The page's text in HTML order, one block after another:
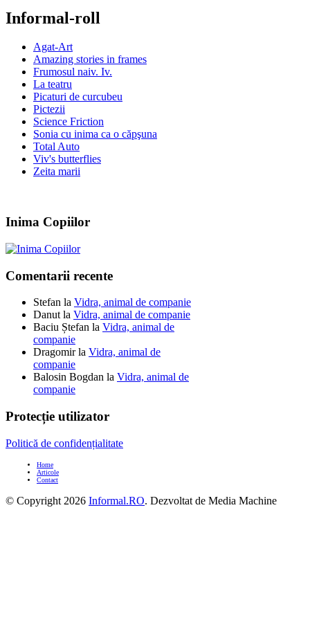
Informal-roll
Agat-Art
Amazing stories in frames
Frumosul naiv. Iv.
La teatru
Picaturi de curcubeu
Pictezii
Science Friction
Sonia cu inima ca o căpşuna
Total Auto
Viv's butterflies
Zeita marii
Inima Copiilor
Comentarii recente
Stefan la Vidra, animal de companie
Danut la Vidra, animal de companie
Baciu Ștefan la Vidra, animal de
companie
Dragomirla Vidra, animal de
companie
Balosin Bogdan la Vidra, animal de
companie
Protecție utilizator
Politică de confidențialitate
Home
Articole
Contact
© Copyright 2026 Informal.RO. Dezvoltat de Media Machine